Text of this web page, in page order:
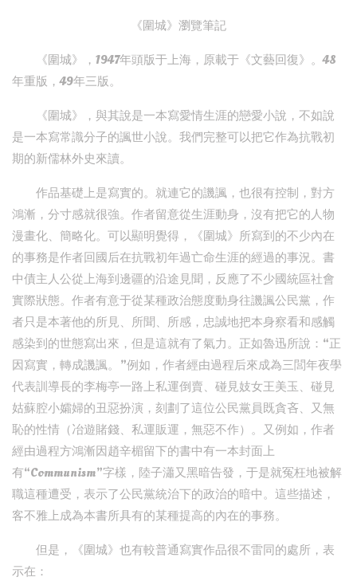
《圍城》瀏覽筆記
《圍城》，1947年頭版于上海，原載于《文藝回復》。48
年重版，49年三版。
《圍城》，與其說是一本寫愛情生涯的戀愛小說，不如說
是一本寫常識分子的諷世小說。我們完整可以把它作為抗戰初
期的新儒林外史來讀。
作品基礎上是寫實的。就連它的譏諷，也很有控制，對方
鴻漸，分寸感就很強。作者留意從生涯動身，沒有把它的人物
漫畫化、簡略化。可以顯明覺得，《圍城》所寫到的不少內在
的事務是作者回國后在抗戰初年過亡命生涯的經過的事況。書
中債主人公從上海到邊疆的沿途見聞，反應了不少國統區社會
實際狀態。作者有意于從某種政治態度動身往譏諷公民黨，作
者只是本著他的所見、所聞、所感，忠誠地把本身察看和感觸
感染到的世態寫出來，但是這就有了氣力。正如魯迅所說：“正
因寫實，轉成譏諷。”例如，作者經由過程后來成為三閭年夜學
代表訓導長的李梅亭一路上私運倒賣、碰見妓女王美玉、碰見
姑蘇腔小孀婦的丑惡扮演，刻劃了這位公民黨員既貪吝、又無
恥的性情（冶遊賭錢、私運販運，無惡不作）。又例如，作者
經由過程方鴻漸因趙辛楣留下的書中有一本封面上
有“Communism”字樣，陸子瀟又黑暗告發，于是就冤枉地被解
職這種遭受，表示了公民黨統治下的政治的暗中。這些描述，
客不雅上成為本書所具有的某種提高的內在的事務。
但是，《圍城》也有較普通寫實作品很不雷同的處所，表
示在：